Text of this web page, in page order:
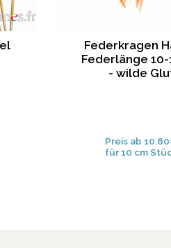
Federkragen
Federlänge 10-
- wilde
Preis ab
für 10 cm